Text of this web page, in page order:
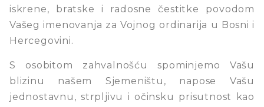
iskrene, bratske i radosne čestitke povodom
Vašeg imenovanja za Vojnog ordinarija u Bosni i
Hercegovini.
S osobitom zahvalnošću spominjemo Vašu
blizinu našem Sjemeništu, napose Vašu
jednostavnu, strpljivu i očinsku prisutnost kao